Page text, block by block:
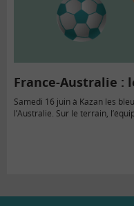
France-Australie :
Samedi 16 juin à Kazan les
l’Australie. Sur le terrain,